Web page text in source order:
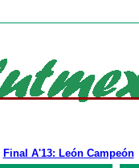
Final A'13: León Campeón